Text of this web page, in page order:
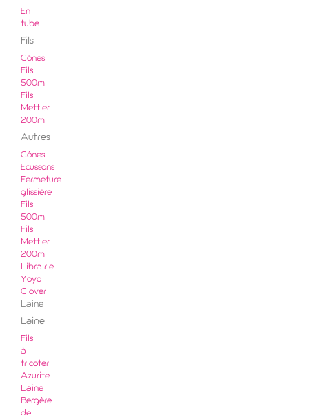
En
tube
Fils
Cônes
Fils
500m
Fils
Mettler
200m
Autres
Cônes
Ecussons
Fermeture
glissière
Fils
500m
Fils
Mettler
200m
Librairie
Yoyo
Clover
Laine
Laine
Fils
à
tricoter
Azurite
Laine
Bergère